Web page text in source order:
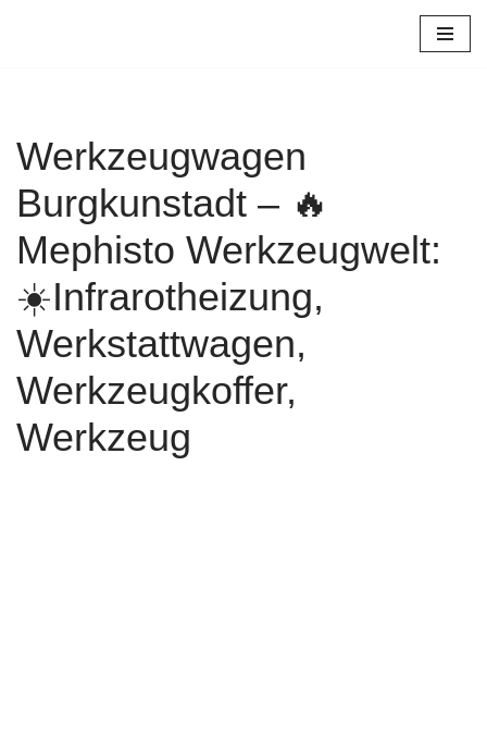
Werkzeugwagen
Burgkunstadt – 🔥
Mephisto Werkzeugwelt:
☀️Infrarotheizung,
Werkstattwagen,
Werkzeugkoffer,
Werkzeug